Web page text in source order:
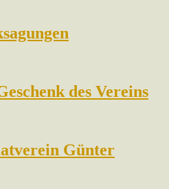
des Vereins
Günter